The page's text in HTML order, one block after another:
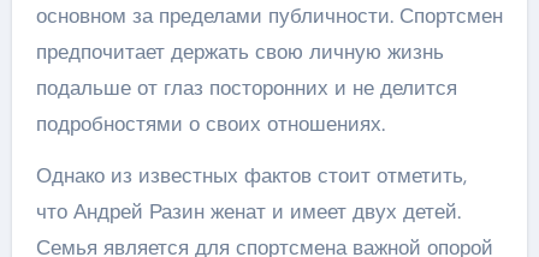
основном за пределами публичности. Спортсмен
предпочитает держать свою личную жизнь
подальше от глаз посторонних и не делится
подробностями о своих отношениях.
Однако из известных фактов стоит отметить,
что Андрей Разин женат и имеет двух детей.
Семья является для спортсмена важной опорой